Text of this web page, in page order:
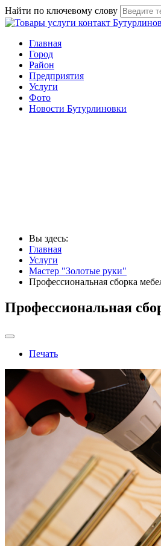
Найти по ключевому слову
Главная
Город
Район
Предприятия
Услуги
Фото
Новости Бутурлиновки
Вы здесь:
Главная
Услуги
Мастер "Золотые руки"
Профессиональная сборка
Профессиональная
Печать